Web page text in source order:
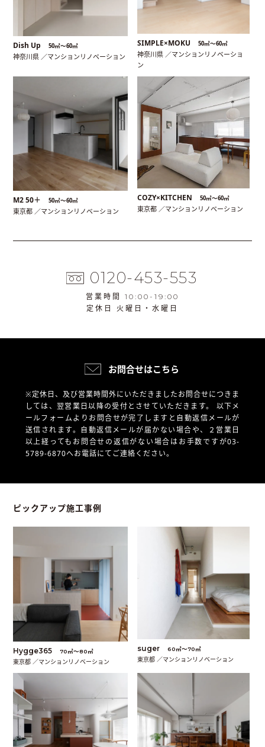
Dish Up 50㎡〜60㎡
神奈川県 ／マンションリノベーション
SIMPLE×MOKU 50㎡〜60㎡
神奈川県 ／マンションリノベーショ
ン
M2 50＋ 50㎡〜60㎡
東京都 ／マンションリノベーション
COZY×KITCHEN 50㎡〜60㎡
東京都 ／マンションリノベーション
0120-453-553
営業時間 10:00-19:00
定休日 火曜日・水曜日
お問合せはこちら
※定休日、及び営業時間外にいただきましたお問合せにつきま
しては、翌営業日以降の受付とさせていただきます。 以下メ
ールフォームよりお問合せが完了しますと自動返信メールが
送信されます。自動返信メールが届かない場合や、
２営業日
以上経ってもお問合せの返信がない場合はお手数ですが03-
5789-6870へお電話にてご連絡ください。
ピックアップ施工事例
Hygge365 70㎡〜80㎡
東京都 ／マンションリノベーション
suger 60㎡〜70㎡
東京都 ／マンションリノベーション